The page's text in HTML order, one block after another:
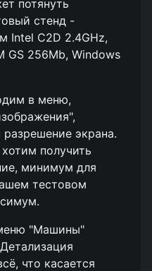
потянуть
стенд -
Intel C2D 2.4GHz,
GS 256Mb, Windows
в меню,
экрана.
получить
минимум для
тестовом
"Машины"
что касается